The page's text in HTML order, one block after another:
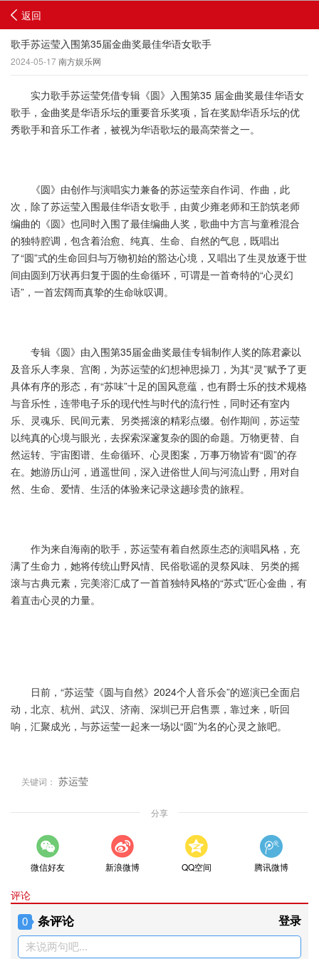
返回
歌手苏运莹入围第35届金曲奖最佳华语女歌手
2024-05-17南方娱乐网
实力歌手苏运莹凭借专辑《圆》入围第35 届金曲奖最佳华语女
歌手，金曲奖是华语乐坛的重要音乐奖项，旨在奖励华语乐坛的优
秀歌手和音乐工作者，被视为华语歌坛的最高荣誉之一。
《圆》由创作与演唱实力兼备的苏运莹亲自作词、作曲，此
次，除了苏运莹入围最佳华语女歌手，由黄少雍老师和王韵筑老师
编曲的《圆》也同时入围了最佳编曲人奖，歌曲中方言与童稚混合
的独特腔调，包含着治愈、纯真、生命、自然的气息，既唱出
了“圆”式的生命回归与万物初始的豁达心境，又唱出了生灵放逐于世
间由圆到万状再归复于圆的生命循环，可谓是一首奇特的“心灵幻
语”，一首宏阔而真挚的生命咏叹调。
专辑《圆》由入围第35届金曲奖最佳专辑制作人奖的陈君豪以
及音乐人李泉、宫阁，为苏运莹的幻想神思操刀，为其“灵”赋予了更
具体有序的形态，有“苏味”十足的国风意蕴，也有爵士乐的技术规格
与音乐性，连带电子乐的现代性与时代的流行性，同时还有室内
乐、灵魂乐、民间元素、另类摇滚的精彩点缀。创作期间，苏运莹
以纯真的心境与眼光，去探索深邃复杂的圆的命题。万物更替、自
然运转、宇宙图谱、生命循环、心灵图案，万事万物皆有“圆”的存
在。她游历山河，逍遥世间，深入进俗世人间与河流山野，用对自
然、生命、爱情、生活的体验来记录这趟珍贵的旅程。
作为来自海南的歌手，苏运莹有着自然原生态的演唱风格，充
满了生命力，她将传统山野风情、民俗歌谣的灵祭风味、另类的摇
滚与古典元素，完美溶汇成了一首首独特风格的“苏式”匠心金曲，有
着直击心灵的力量。
日前，“苏运莹《圆与自然》2024个人音乐会”的巡演已全面启
动，北京、杭州、武汉、济南、深圳已开启售票，靠过来，听回
响，汇聚成光，与苏运莹一起来一场以“圆”为名的心灵之旅吧。
关键词： 苏运莹
分享
微信好友 新浪微博 QQ空间 腾讯微博
评论
0 条评论 登录
来说两句吧...